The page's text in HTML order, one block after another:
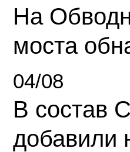
На
моста
04/08
В состав
добавили